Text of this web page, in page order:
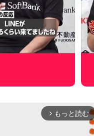
arrow_forward_ios もっと読む